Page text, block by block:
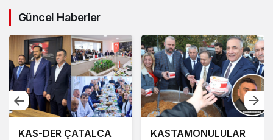
Güncel Haberler
KAS-DER ÇATALCA
KASTAMONULULAR